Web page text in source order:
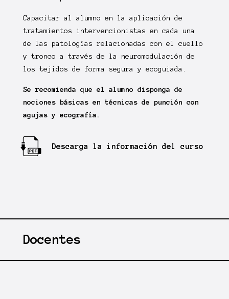
Capacitar al alumno en la aplicación de
tratamientos intervencionistas en cada una
de las patologías relacionadas con el cuello
y tronco a través de la neuromodulación de
los tejidos de forma segura y ecoguiada.
Se recomienda que el alumno disponga de
nociones básicas en técnicas de punción con
agujas y ecografía.
Descarga la información del curso
Docentes